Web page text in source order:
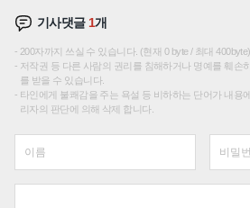
기사댓글1개
200자까지 쓰실 수 있습니다. (현재 0 byte / 최대 400byte)
저작권 등 다른 사람의 권리를 침해하거나 명예를 훼손
를 받을 수 있습니다.
타인에게 불쾌감을 주는 욕설 등 비하하는 단어가 내용
리자의 판단에 의해 삭제 합니다.